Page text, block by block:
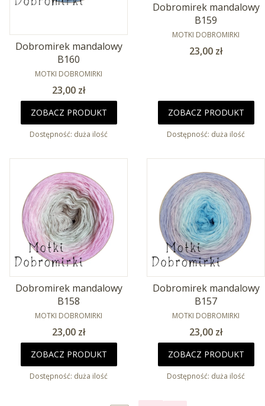
Dobromirek mandalowy
B160
PRODUCENT
MOTKI DOBROMIRKI
Cena
23,00 zł
ZOBACZ PRODUKT
Dostępność: duża ilość
Dobromirek mandalowy
B159
PRODUCENT
MOTKI DOBROMIRKI
Cena
23,00 zł
ZOBACZ PRODUKT
Dostępność: duża ilość
Dobromirek mandalowy
B158
PRODUCENT
MOTKI DOBROMIRKI
Cena
23,00 zł
ZOBACZ PRODUKT
Dostępność: duża ilość
Dobromirek mandalowy
B157
PRODUCENT
MOTKI DOBROMIRKI
Cena
23,00 zł
ZOBACZ PRODUKT
Dostępność: duża ilość